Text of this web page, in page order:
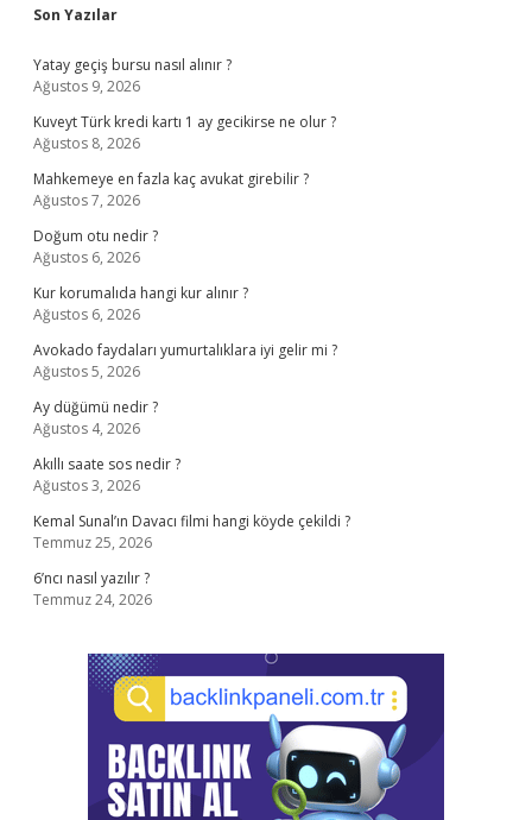
Sidebar
Son Yazılar
Yatay geçiş bursu nasıl alınır ?
Ağustos 9, 2026
Kuveyt Türk kredi kartı 1 ay gecikirse ne olur ?
Ağustos 8, 2026
Mahkemeye en fazla kaç avukat girebilir ?
Ağustos 7, 2026
Doğum otu nedir ?
Ağustos 6, 2026
Kur korumalıda hangi kur alınır ?
Ağustos 6, 2026
Avokado faydaları yumurtalıklara iyi gelir mi ?
Ağustos 5, 2026
Ay düğümü nedir ?
Ağustos 4, 2026
Akıllı saate sos nedir ?
Ağustos 3, 2026
Kemal Sunal’ın Davacı filmi hangi köyde çekildi ?
Temmuz 25, 2026
6’ncı nasıl yazılır ?
Temmuz 24, 2026